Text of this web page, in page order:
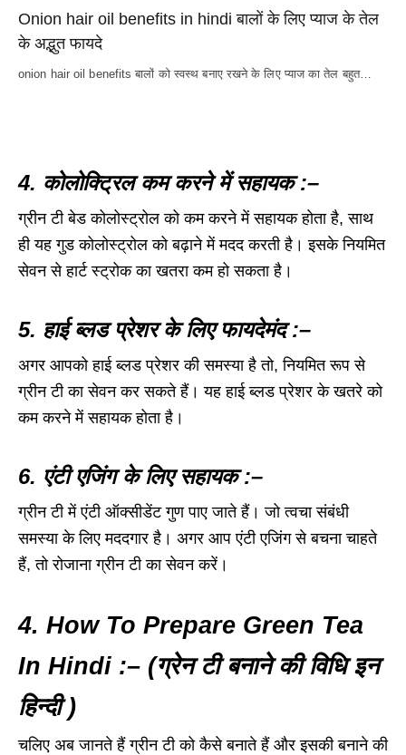
Onion hair oil benefits in hindi बालों के लिए प्याज के तेल
के अद्भुत फायदे
onion hair oil benefits बालों को स्वस्थ बनाए रखने के लिए प्याज का तेल बहुत…
4. कोलोक्ट्रिल कम करने में सहायक :–
ग्रीन टी बेड कोलोस्ट्रोल को कम करने में सहायक होता है, साथ
ही यह गुड कोलोस्ट्रोल को बढ़ाने में मदद करती है। इसके नियमित
सेवन से हार्ट स्ट्रोक का खतरा कम हो सकता है।
5. हाई ब्लड प्रेशर के लिए फायदेमंद :–
अगर आपको हाई ब्लड प्रेशर की समस्या है तो, नियमित रूप से
ग्रीन टी का सेवन कर सकते हैं। यह हाई ब्लड प्रेशर के खतरे को
कम करने में सहायक होता है।
6. एंटी एजिंग के लिए सहायक :–
ग्रीन टी में एंटी ऑक्सीडेंट गुण पाए जाते हैं। जो त्वचा संबंधी
समस्या के लिए मददगार है। अगर आप एंटी एजिंग से बचना चाहते
हैं, तो रोजाना ग्रीन टी का सेवन करें।
4. How To Prepare Green Tea
In Hindi :– (ग्रेन टी बनाने की विधि इन
हिन्दी )
चलिए अब जानते हैं ग्रीन टी को कैसे बनाते हैं और इसकी बनाने की